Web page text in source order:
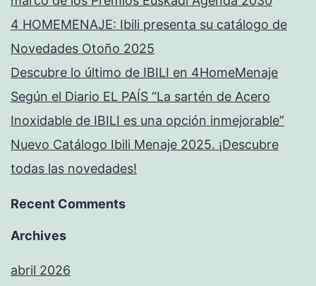
4 HOMEMENAJE: Ibili presenta su catálogo de
Novedades Otoño 2025
Descubre lo último de IBILI en 4HomeMenaje
Según el Diario EL PAÍS “La sartén de Acero
Inoxidable de IBILI es una opción inmejorable”
Nuevo Catálogo Ibili Menaje 2025. ¡Descubre
todas las novedades!
Recent Comments
Archives
abril 2026